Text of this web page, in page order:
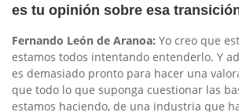
es tu opinión sobre esa
Fernando León de Aranoa: Yo creo que
estamos todos intentando entenderlo. Y
es demasiado pronto para hacer una
que todo lo que suponga cuestionar las
estamos haciendo, de una industria que